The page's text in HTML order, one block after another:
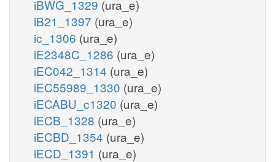
iBWG_1329 (ura_e)
iB21_1397 (ura_e)
ic_1306 (ura_e)
iE2348C_1286 (ura_e)
iEC042_1314 (ura_e)
iEC55989_1330 (ura_e)
iECABU_c1320 (ura_e)
iECB_1328 (ura_e)
iECBD_1354 (ura_e)
iECD_1391 (ura_e)